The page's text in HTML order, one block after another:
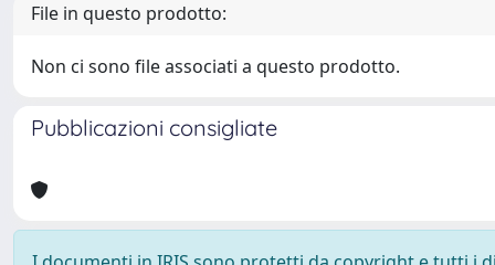
File in questo prodotto:
Non ci sono file associati a questo prodotto.
Pubblicazioni consigliate